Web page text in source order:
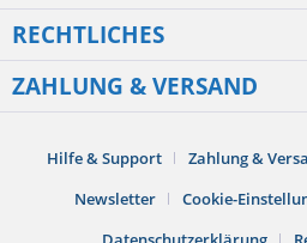
RECHTLICHES
ZAHLUNG & VERSAND
Hilfe & Support Zahlung &
Newsletter
Cookie-